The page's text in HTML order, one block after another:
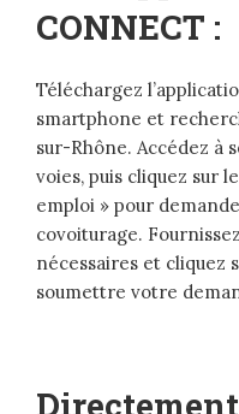
CONNECT :
Téléchargez
smartphone et
sur-Rhône. Accédez à
voies, puis cliquez sur
emploi » pour
covoiturage.
nécessaires et cliquez
soumettre votre